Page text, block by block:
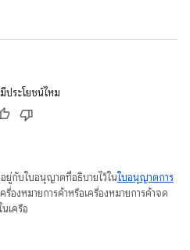
ประโยชน์ไหม
ยู่กับใบอนุญาตที่อธิบายไว้ในใบอนุญาตการ
องหมายการค้าหรือเครื่องหมายการค้าจด
เครือ